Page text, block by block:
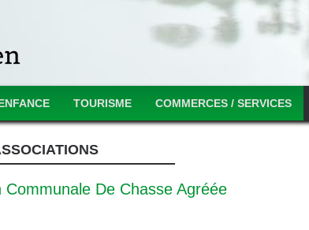
TOURISME COMMERCES / SERVICES
Communale De Chasse Agréée